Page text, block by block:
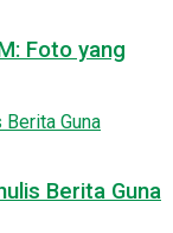
Foto yang
Berita Guna